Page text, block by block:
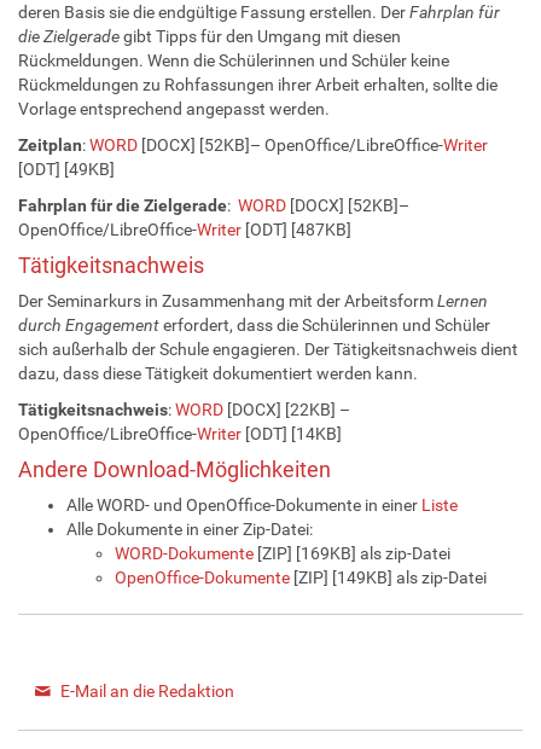
deren Basis sie die endgültige Fassung erstellen. DerFahrplan für
die Zielgeradegibt Tipps für den Umgang mit diesen
Rückmeldungen. Wenn die Schülerinnen und Schüler keine
Rückmeldungen zu Rohfassungen ihrer Arbeit erhalten, sollte die
Vorlage entsprechend angepasst werden.
Zeitplan:WORD [DOCX] [52KB]– OpenOffice/LibreOffice-Writer
[ODT] [49KB]
Fahrplan für die Zielgerade: WORD [DOCX] [52KB]–
OpenOffice/LibreOffice-Writer [ODT] [487KB]
Tätigkeitsnachweis
Der Seminarkurs in Zusammenhang mit der ArbeitsformLernen
durch Engagementerfordert, dass die Schülerinnen und Schüler
sich außerhalb der Schule engagieren. Der Tätigkeitsnachweis dient
dazu, dass diese Tätigkeit dokumentiert werden kann.
Tätigkeitsnachweis:WORD [DOCX] [22KB] –
OpenOffice/LibreOffice-Writer [ODT] [14KB]
Andere Download-Möglichkeiten
Alle WORD- und OpenOffice-Dokumente in einer Liste
Alle Dokumente in einer Zip-Datei:
WORD-Dokumente [ZIP] [169KB] als zip-Datei
OpenOffice-Dokumente [ZIP] [149KB] als zip-Datei
E-Mail an die Redaktion